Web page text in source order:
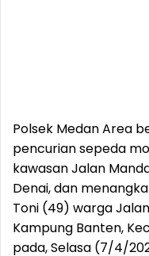
Polsek Medan Area
pencurian sepeda
kawasan Jalan
Denai, dan
Toni (49) warga
Kampung Banten,
pada, Selasa (7/4/